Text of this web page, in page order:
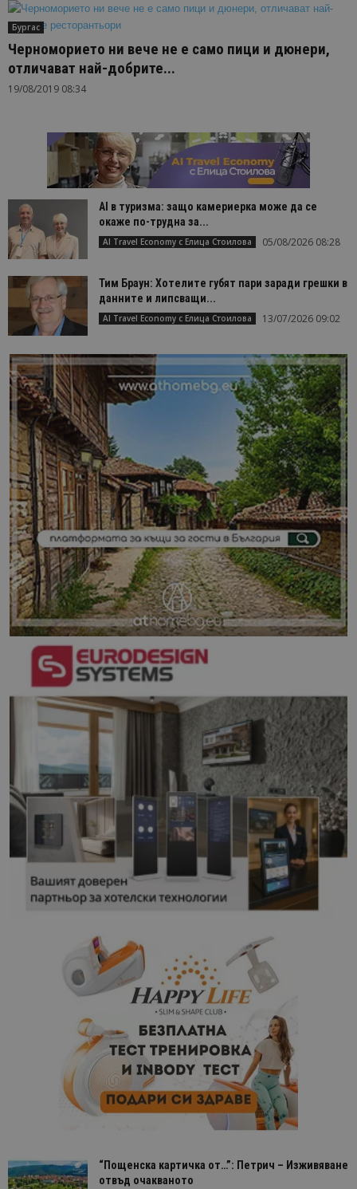
Бургас
Черноморието ни вече не е само пици и дюнери,
отличават най-добрите...
19/08/2019 08:34
AI в туризма: защо камериерка може да се
окаже по-трудна за...
AI Travel Economy с Елица Стоилова 05/08/2026 08:28
Тим Браун: Хотелите губят пари заради грешки в
данните и липсващи...
AI Travel Economy с Елица Стоилова 13/07/2026 09:02
“Пощенска картичка от…”: Петрич – Изживяване
отвъд очакваното